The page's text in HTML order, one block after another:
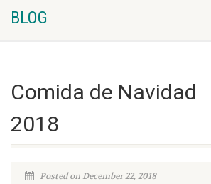
BLOG
Comida de Navidad
2018
Posted on December 22, 2018